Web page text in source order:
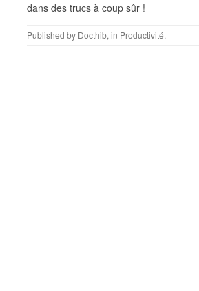
dans des trucs à coup sûr !
Published by Docthib, in Productivité.